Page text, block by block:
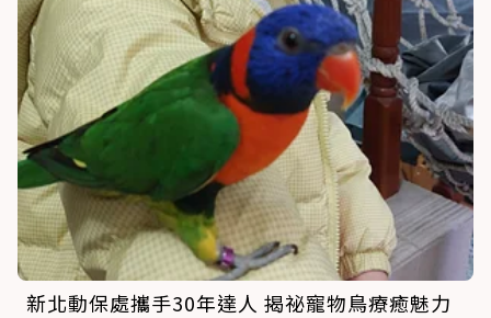
新北動保處攜手30年達人 揭祕寵物鳥療癒魅力